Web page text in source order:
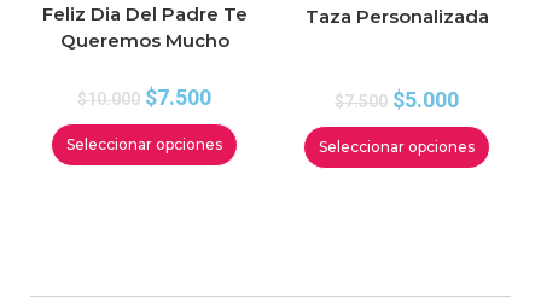
Feliz Dia Del Padre Te
Queremos Mucho
$10.000 $7.500
Seleccionar opciones
Taza Personalizada
$7.500 $5.000
Seleccionar opciones